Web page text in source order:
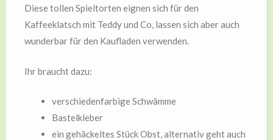
Diese tollen Spieltorten eignen sich für den
Kaffeeklatsch mit Teddy und Co, lassen sich aber auch
wunderbar für den Kaufladen verwenden.
Ihr braucht dazu:
verschiedenfarbige Schwämme
Bastelkleber
ein gehäckeltes Stück Obst, alternativ geht auch